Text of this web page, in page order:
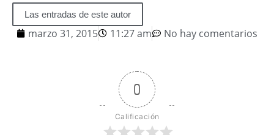
Las entradas de este autor
marzo 31, 2015 11:27 am No hay comentarios
0
Calificación